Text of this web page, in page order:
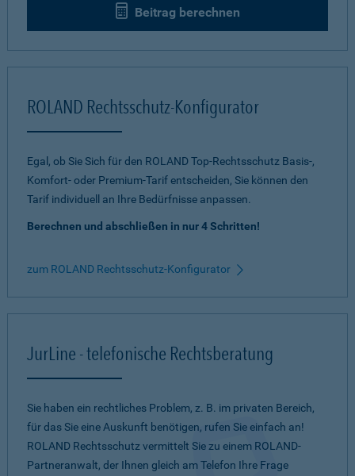
Beitrag berechnen
ROLAND Rechtsschutz-Konfigurator
Egal, ob Sie Sich für den ROLAND Top-Rechtsschutz Basis-,
Komfort- oder Premium-Tarif entscheiden, Sie können den
Tarif individuell an Ihre Bedürfnisse anpassen.
Berechnen und abschließen in nur 4 Schritten!
zum ROLAND Rechtsschutz-Konfigurator
JurLine - telefonische Rechtsberatung
Sie haben ein rechtliches Problem, z. B. im privaten Bereich,
für das Sie eine Auskunft benötigen, rufen Sie einfach an!
ROLAND Rechtsschutz vermittelt Sie zu einem ROLAND-
Partneranwalt, der Ihnen gleich am Telefon Ihre Frage